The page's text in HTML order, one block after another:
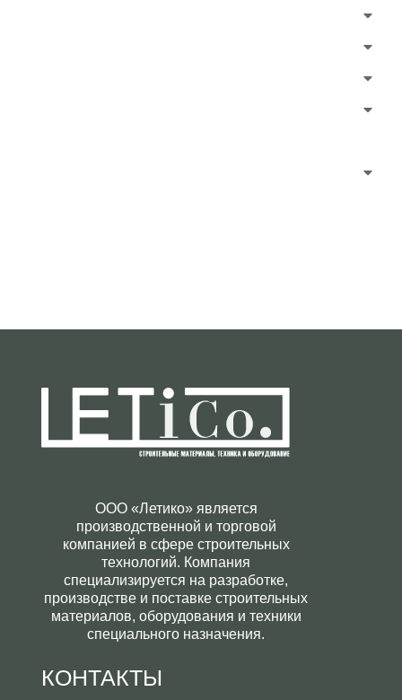
ООО «Летико» является
производственной и торговой
компанией в сфере строительных
технологий. Компания
специализируется на разработке,
производстве и поставке строительных
материалов, оборудования и техники
специального назначения.
КОНТАКТЫ